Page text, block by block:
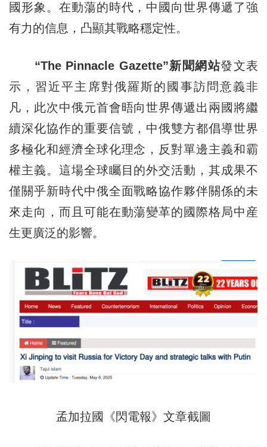
國形象。在動蕩的時代，中國向世界傳遞了強
有力的信息，凸顯其戰略穩定性。
“The Pinnacle Gazette”新聞網站發文表
示，習近平主席對俄羅斯的國事訪問意義非
凡，此次中俄元首會晤向世界傳遞出兩國將繼
續深化協作的重要信號，中俄雙方都倡導世界
多極化和經濟全球化理念，反對單邊主義和霸
權主義。這場全球矚目的外交活動，其成果不
僅關乎新時代中俄全面戰略協作夥伴關係的未
來走向，而且可能在動蕩變革的國際格局中産
生更廣泛的影響。
孟加拉國《閃電報》文章截圖